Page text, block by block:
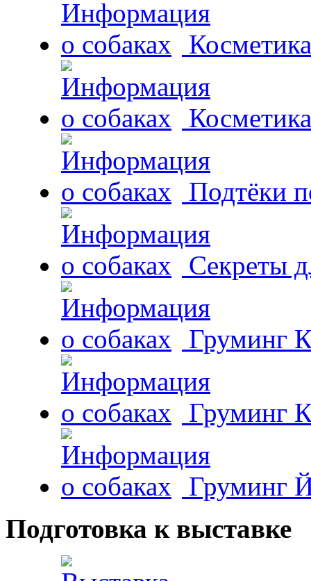
Подтёки
Секреты
Груминг
Груминг
Груминг
Подготовка к выставке